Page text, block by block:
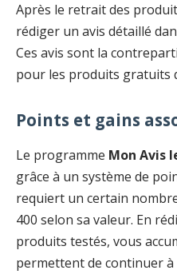
Après le retrait des
rédiger un avis détaillé
Ces avis sont la
pour les produits gratuits
Points et gains
Le programme Mon Avis
grâce à un système de
requiert un certain
400 selon sa valeur. En
produits testés, vous
permettent de continuer